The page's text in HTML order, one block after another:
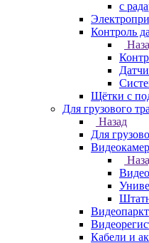
с
Контроль
Щётки с
Для грузового
Назад
Для
Кабели и